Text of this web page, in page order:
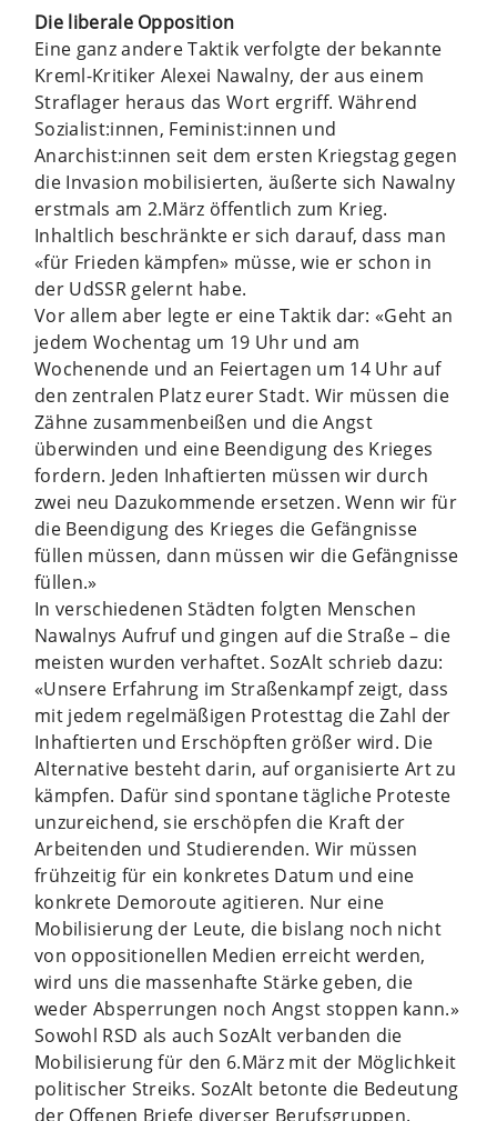
Die liberale Opposition
Eine ganz andere Taktik verfolgte der bekannte
Kreml-Kritiker Alexei Nawalny, der aus einem
Straflager heraus das Wort ergriff. Während
Sozialist:innen, Feminist:innen und
Anarchist:innen seit dem ersten Kriegstag gegen
die Invasion mobilisierten, äußerte sich Nawalny
erstmals am 2.März öffentlich zum Krieg.
Inhaltlich beschränkte er sich darauf, dass man
«für Frieden kämpfen» müsse, wie er schon in
der UdSSR gelernt habe.
Vor allem aber legte er eine Taktik dar: «Geht an
jedem Wochentag um 19 Uhr und am
Wochenende und an Feiertagen um 14 Uhr auf
den zentralen Platz eurer Stadt. Wir müssen die
Zähne zusammenbeißen und die Angst
überwinden und eine Beendigung des Krieges
fordern. Jeden Inhaftierten müssen wir durch
zwei neu Dazukommende ersetzen. Wenn wir für
die Beendigung des Krieges die Gefängnisse
füllen müssen, dann müssen wir die Gefängnisse
füllen.»
In verschiedenen Städten folgten Menschen
Nawalnys Aufruf und gingen auf die Straße – die
meisten wurden verhaftet. SozAlt schrieb dazu:
«Unsere Erfahrung im Straßenkampf zeigt, dass
mit jedem regelmäßigen Protesttag die Zahl der
Inhaftierten und Erschöpften größer wird. Die
Alternative besteht darin, auf organisierte Art zu
kämpfen. Dafür sind spontane tägliche Proteste
unzureichend, sie erschöpfen die Kraft der
Arbeitenden und Studierenden. Wir müssen
frühzeitig für ein konkretes Datum und eine
konkrete Demoroute agitieren. Nur eine
Mobilisierung der Leute, die bislang noch nicht
von oppositionellen Medien erreicht werden,
wird uns die massenhafte Stärke geben, die
weder Absperrungen noch Angst stoppen kann.»
Sowohl RSD als auch SozAlt verbanden die
Mobilisierung für den 6.März mit der Möglichkeit
politischer Streiks. SozAlt betonte die Bedeutung
der Offenen Briefe diverser Berufsgruppen.